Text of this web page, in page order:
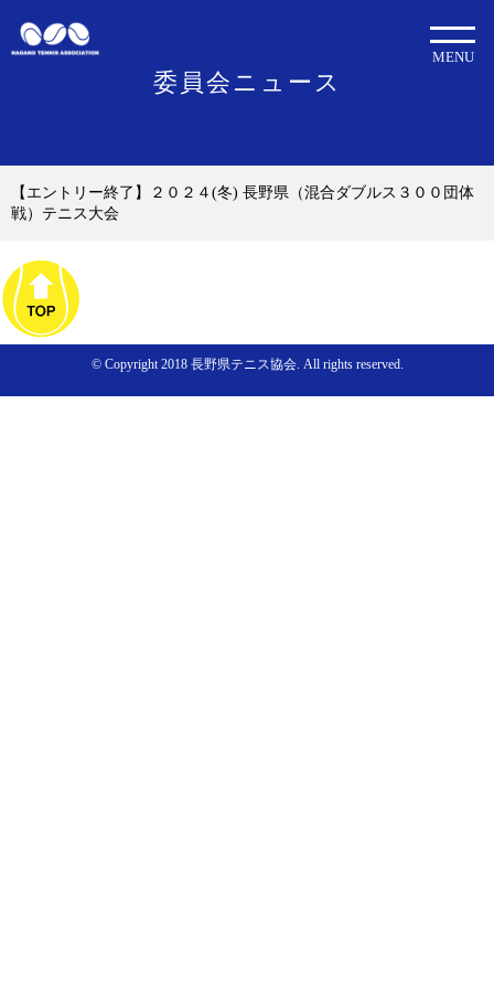
委員会ニュース
MENU
【エントリー終了】２０２４(冬) 長野県（混合ダブルス３００団体
戦）テニス大会
© Copyright 2018 長野県テニス協会. All rights reserved.